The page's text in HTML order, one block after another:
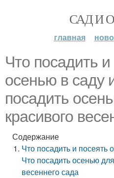
САД И
главная
Что посадить и
осенью в саду
посадить
красивого
Содержание
Что посадить и посеять
Что посадить осенью
весеннего сада